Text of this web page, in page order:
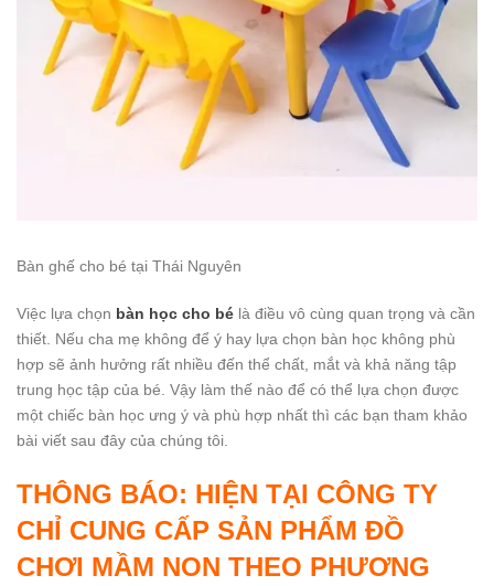
Bàn ghế cho bé tại Thái Nguyên
Việc lựa chọn bàn học cho bé là điều vô cùng quan trọng và cần
thiết. Nếu cha mẹ không để ý hay lựa chọn bàn học không phù
hợp sẽ ảnh hưởng rất nhiều đến thể chất, mắt và khả năng tập
trung học tập của bé. Vậy làm thế nào để có thể lựa chọn được
một chiếc bàn học ưng ý và phù hợp nhất thì các bạn tham khảo
bài viết sau đây của chúng tôi.
THÔNG BÁO: HIỆN TẠI CÔNG TY
CHỈ CUNG CẤP SẢN PHẨM ĐỒ
CHƠI MẦM NON THEO PHƯƠNG